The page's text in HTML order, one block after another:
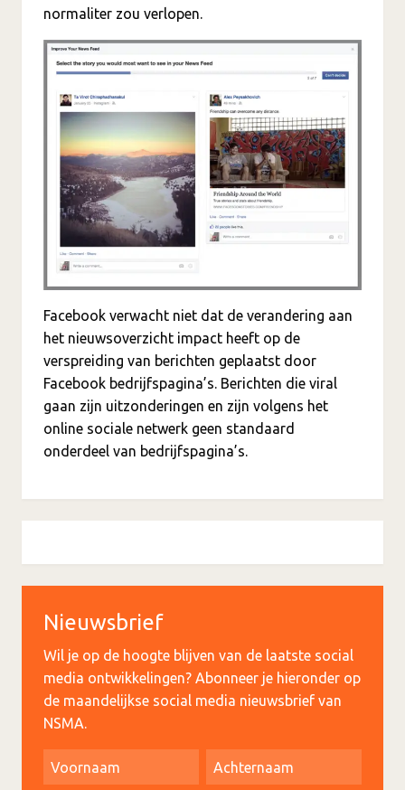
normaliter zou verlopen.
Facebook verwacht niet dat de verandering aan
het nieuwsoverzicht impact heeft op de
verspreiding van berichten geplaatst door
Facebook bedrijfspagina’s. Berichten die viral
gaan zijn uitzonderingen en zijn volgens het
online sociale netwerk geen standaard
onderdeel van bedrijfspagina’s.
Nieuwsbrief
Wil je op de hoogte blijven van de laatste social
media ontwikkelingen? Abonneer je hieronder op
de maandelijkse social media nieuwsbrief van
NSMA.